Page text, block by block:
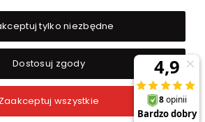
pełną wersję strony
tylko niezbędne
Dostosuj zgody
Zaakceptuj wszystkie